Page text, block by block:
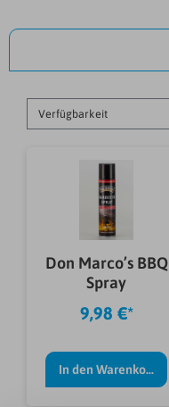
Don Marco’s BBQ
Spray
9,98 €*
In den Warenkorb